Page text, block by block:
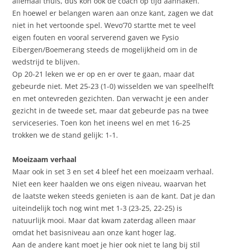
En hoewel er belangen waren aan onze kant, zagen we dat
niet in het vertoonde spel. Wevo’70 startte met te veel
eigen fouten en vooral serverend gaven we Fysio
Eibergen/Boemerang steeds de mogelijkheid om in de
wedstrijd te blijven.
Op 20-21 leken we er op en er over te gaan, maar dat
gebeurde niet. Met 25-23 (1-0) wisselden we van speelhelft
en met ontevreden gezichten. Dan verwacht je een ander
gezicht in de tweede set, maar dat gebeurde pas na twee
serviceseries. Toen kon het ineens wel en met 16-25
trokken we de stand gelijk: 1-1.
Moeizaam verhaal
Maar ook in set 3 en set 4 bleef het een moeizaam verhaal.
Niet een keer haalden we ons eigen niveau, waarvan het
de laatste weken steeds genieten is aan de kant. Dat je dan
uiteindelijk toch nog wint met 1-3 (23-25, 22-25) is
natuurlijk mooi. Maar dat kwam zaterdag alleen maar
omdat het basisniveau aan onze kant hoger lag.
Aan de andere kant moet je hier ook niet te lang bij stil